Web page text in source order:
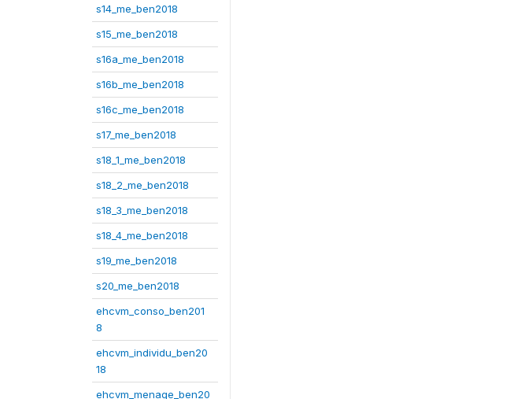
s14_me_ben2018
s15_me_ben2018
s16a_me_ben2018
s16b_me_ben2018
s16c_me_ben2018
s17_me_ben2018
s18_1_me_ben2018
s18_2_me_ben2018
s18_3_me_ben2018
s18_4_me_ben2018
s19_me_ben2018
s20_me_ben2018
ehcvm_conso_ben201
8
ehcvm_individu_ben20
18
ehcvm_menage_ben20